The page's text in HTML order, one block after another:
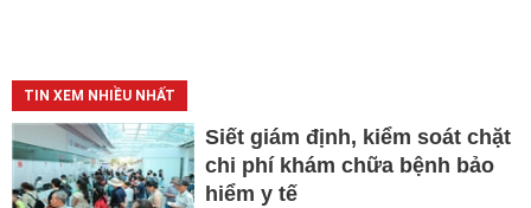
TIN XEM NHIỀU NHẤT
Siết giám định, kiểm soát chặt
chi phí khám chữa bệnh bảo
hiểm y tế